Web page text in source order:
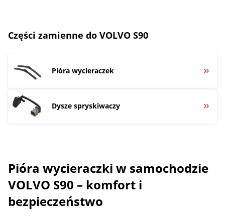
Części zamienne do VOLVO S90
Pióra wycieraczek
Dysze spryskiwaczy
Pióra wycieraczki w samochodzie
VOLVO S90 – komfort i
bezpieczeństwo